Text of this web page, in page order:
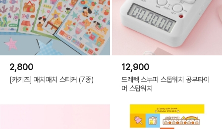
2,800
[카키즈] 패치패치 스티커 (7종)
12,900
드레텍 스누피 스톱워치 공부타이
머 스탑워치